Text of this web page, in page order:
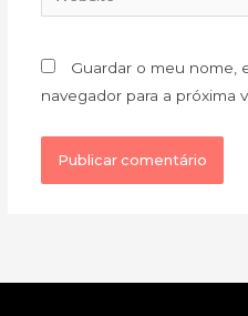
Guardar o meu nome,
navegador para a próxima